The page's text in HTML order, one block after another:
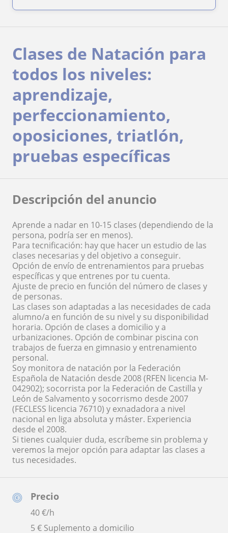
Precio
40€/h
5 € Suplemento a domicilio
Clases de Natación para
todos los niveles:
aprendizaje,
perfeccionamiento,
oposiciones, triatlón,
pruebas específicas
Descripción del anuncio
Aprende a nadar en 10-15 clases (dependiendo de la
persona, podría ser en menos).
Para tecnificación: hay que hacer un estudio de las
clases necesarias y del objetivo a conseguir.
Opción de envío de entrenamientos para pruebas
específicas y que entrenes por tu cuenta.
Ajuste de precio en función del número de clases y
de personas.
Las clases son adaptadas a las necesidades de cada
alumno/a en función de su nivel y su disponibilidad
horaria. Opción de clases a domicilio y a
urbanizaciones. Opción de combinar piscina con
trabajos de fuerza en gimnasio y entrenamiento
personal.
Soy monitora de natación por la Federación
Española de Natación desde 2008 (RFEN licencia M-
042902); socorrista por la Federación de Castilla y
León de Salvamento y socorrismo desde 2007
(FECLESS licencia 76710) y exnadadora a nivel
nacional en liga absoluta y máster. Experiencia
desde el 2008.
Si tienes cualquier duda, escríbeme sin problema y
veremos la mejor opción para adaptar las clases a
tus necesidades.